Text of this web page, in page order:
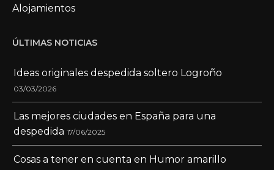
Alojamientos
ÚLTIMAS NOTICIAS
Ideas originales despedida soltero Logroño
03/03/2026
Las mejores ciudades en España para una
despedida 17/06/2025
Cosas a tener en cuenta en Humor amarillo